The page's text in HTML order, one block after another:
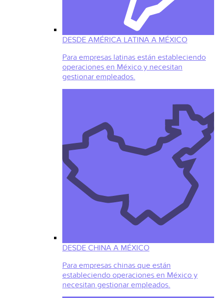
DESDE AMÉRICA LATINA A MÉXICO
Para empresas latinas están estableciendo
operaciones en México y necesitan
gestionar empleados.
DESDE CHINA A MÉXICO
Para empresas chinas que están
estableciendo operaciones en México y
necesitan gestionar empleados.